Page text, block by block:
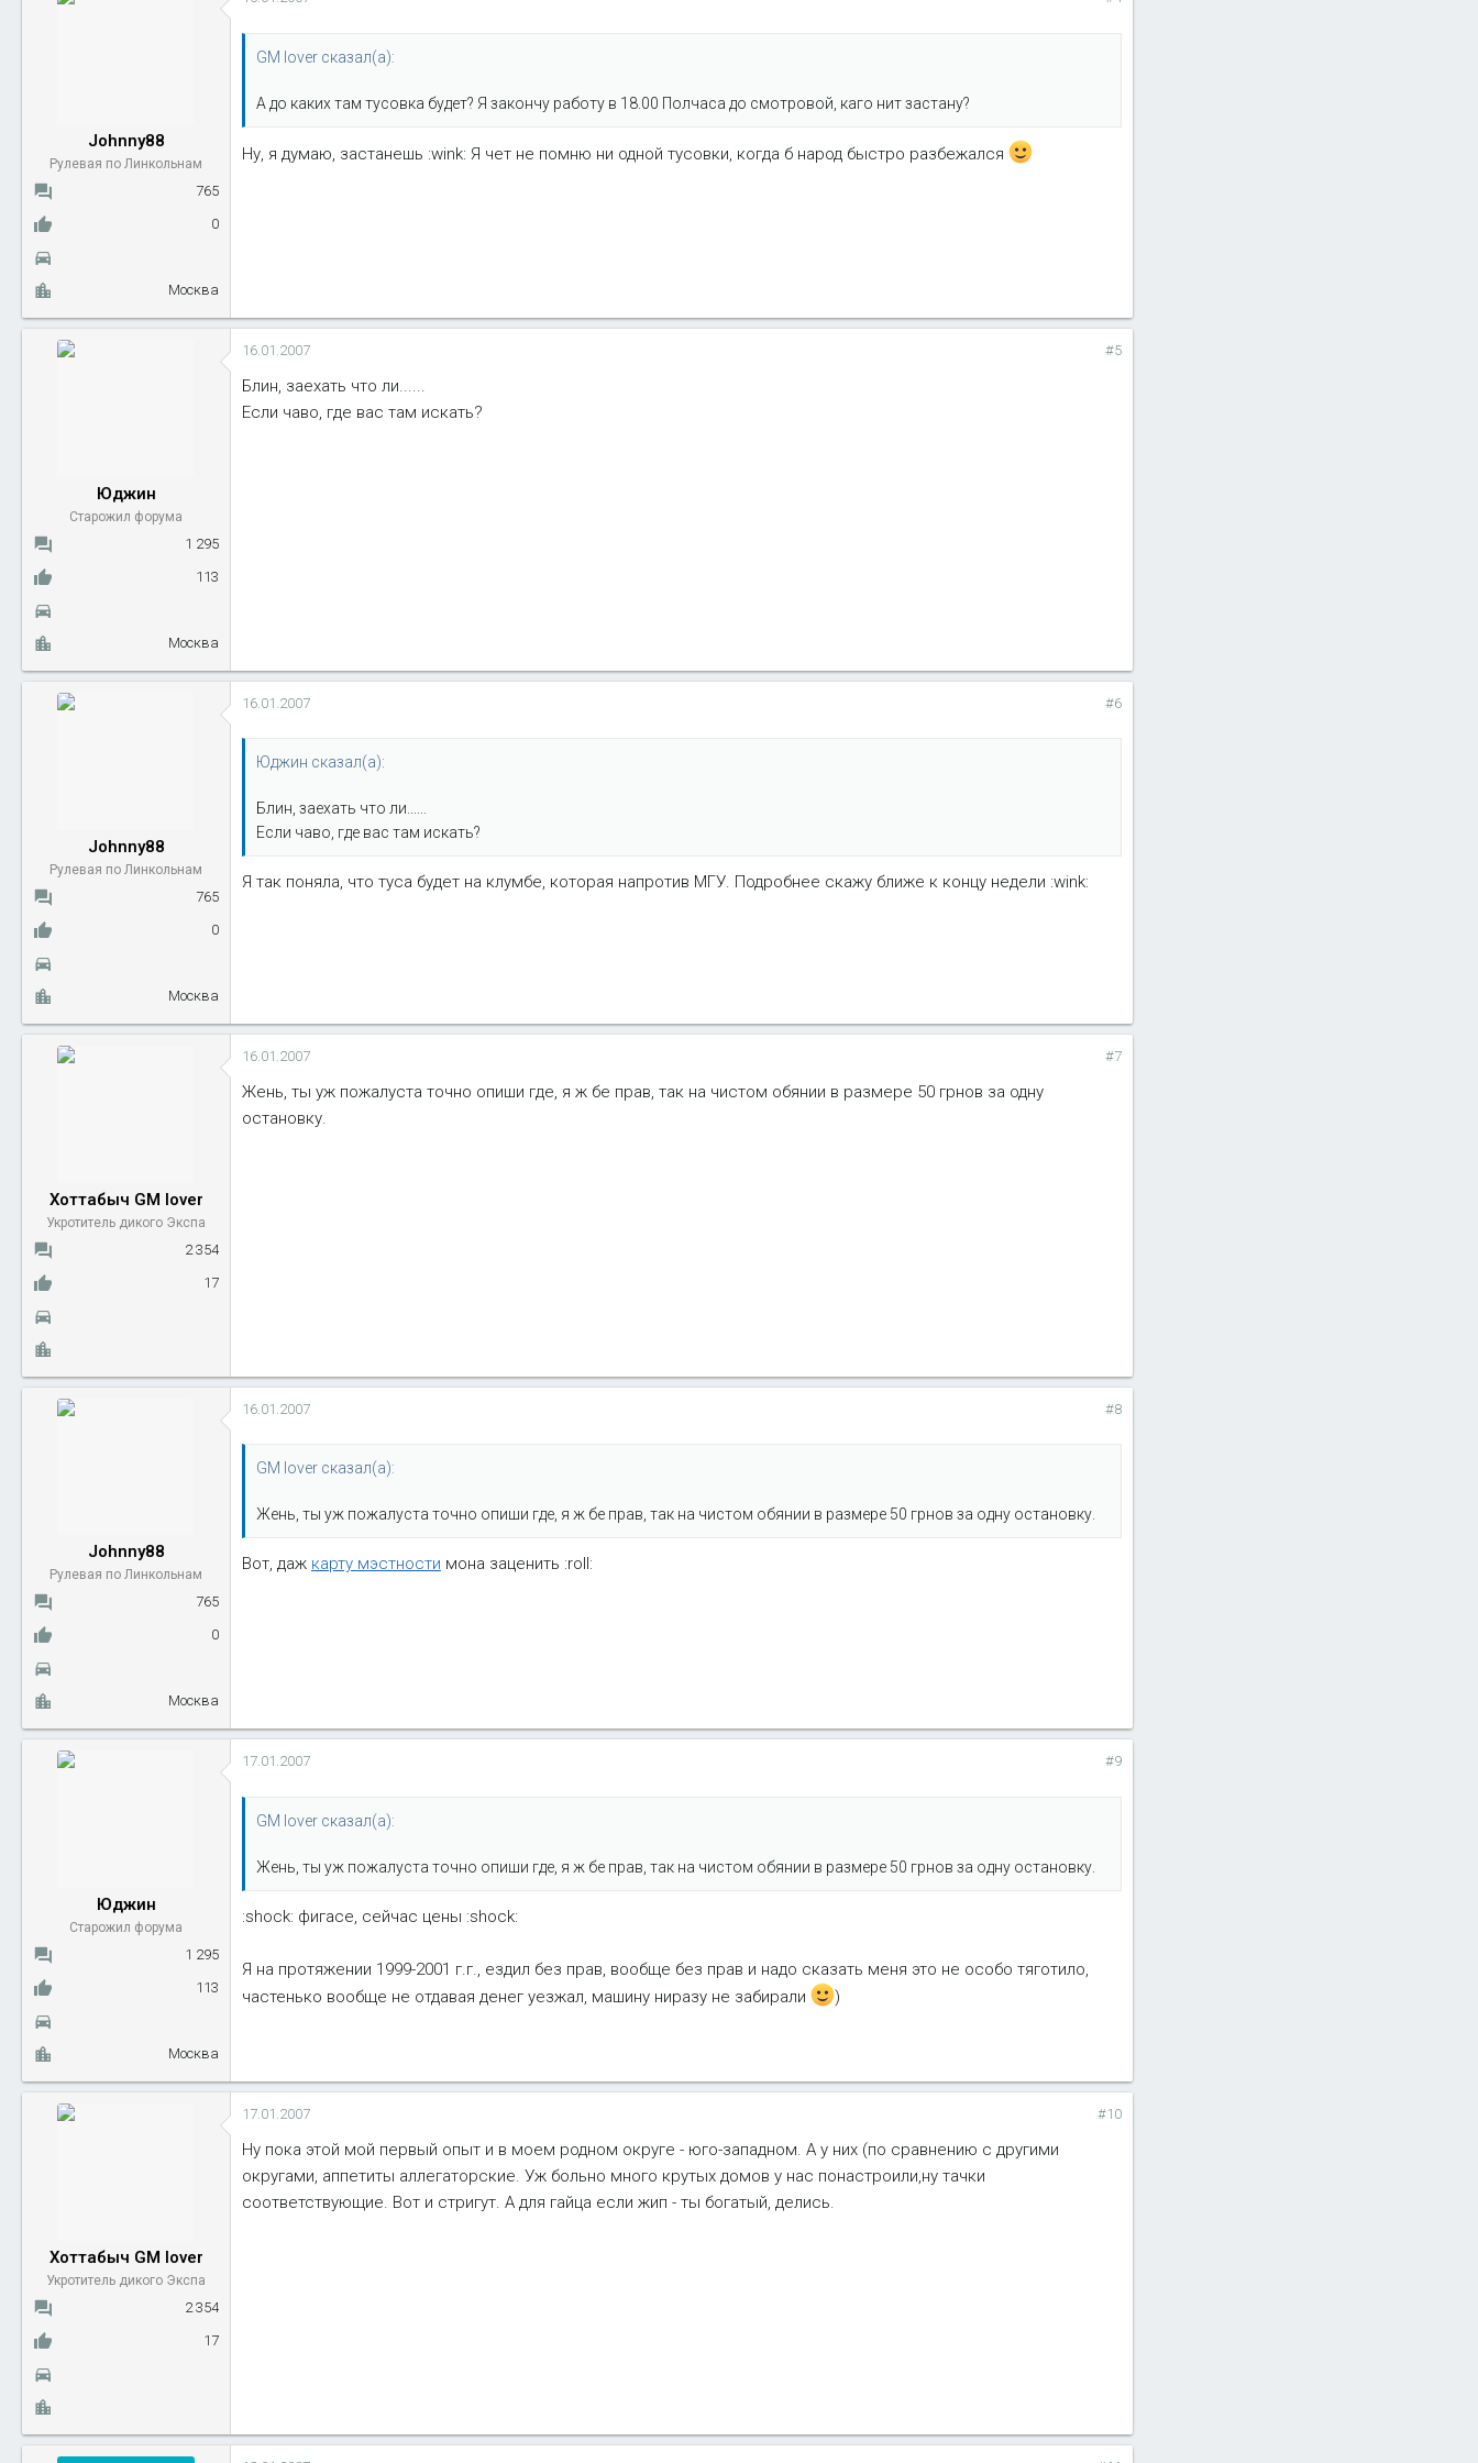
Johnny88
Рулевая по Линкольнам
765
0
Москва
GM lover сказал(а):
А до каких там тусовка будет? Я закончу работу в 18.00 Полчаса до смотровой, каго нит застану?
Ну, я думаю, застанешь :wink: Я чет не помню ни одной тусовки, когда б народ быстро разбежался
Юджин
Старожил форума
1 295
113
Москва
16.01.2007 #5
Блин, заехать что ли......
Если чаво, где вас там искать?
Johnny88
Рулевая по Линкольнам
765
0
Москва
16.01.2007 #6
Юджин сказал(а):
Блин, заехать что ли......
Если чаво, где вас там искать?
Я так поняла, что туса будет на клумбе, которая напротив МГУ. Подробнее скажу ближе к концу недели :wink:
Хоттабыч GM lover
Укротитель дикого Экспа
2 354
17
16.01.2007 #7
Жень, ты уж пожалуста точно опиши где, я ж бе прав, так на чистом обянии в размере 50 грнов за одну
остановку.
Johnny88
Рулевая по Линкольнам
765
0
Москва
16.01.2007 #8
GM lover сказал(а):
Жень, ты уж пожалуста точно опиши где, я ж бе прав, так на чистом обянии в размере 50 грнов за одну остановку.
Вот, даж карту мэстности мона заценить :roll:
Юджин
Старожил форума
1 295
113
Москва
17.01.2007 #9
GM lover сказал(а):
Жень, ты уж пожалуста точно опиши где, я ж бе прав, так на чистом обянии в размере 50 грнов за одну остановку.
:shock: фигасе, сейчас цены :shock:
Я на протяжении 1999-2001 г.г., ездил без прав, вообще без прав и надо сказать меня это не особо тяготило,
частенько вообще не отдавая денег уезжал, машину ниразу не забирали
)
Хоттабыч GM lover
Укротитель дикого Экспа
2 354
17
17.01.2007 #10
Ну пока этой мой первый опыт и в моем родном округе - юго-западном. А у них (по сравнению с другими
округами, аппетиты аллегаторские. Уж больно много крутых домов у нас понастроили,ну тачки
соответствующие. Вот и стригут. А для гайца если жип - ты богатый, делись.